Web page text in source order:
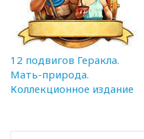
12 подвигов Геракла.
Мать-природа.
Коллекционное издание